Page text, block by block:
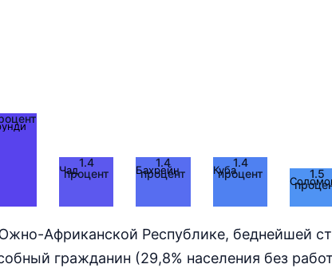
Чад
1.4
процент
Бахрейн
1.4
процент
Куба
1.4
процент
1.5
Африканской Республике, беднейшей
гражданин (29,8% населения без